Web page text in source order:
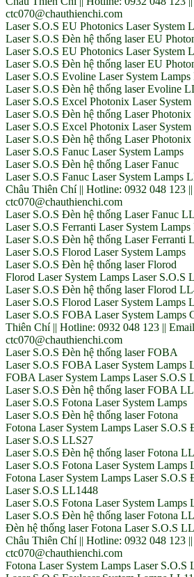
ctc070@chauthienchi.com
Laser S.O.S EU Photonics Laser System
Laser S.O.S Đèn hệ thống laser EU
Laser S.O.S EU Photonics Laser System
Laser S.O.S Đèn hệ thống laser EU
Laser S.O.S Evoline Laser System
Laser S.O.S Đèn hệ thống laser Evoline
Laser S.O.S Excel Photonix Laser System
Laser S.O.S Đèn hệ thống Laser Photonix
Laser S.O.S Excel Photonix Laser
Laser S.O.S Đèn hệ thống Laser
Laser S.O.S Fanuc Laser System Lamps
Laser S.O.S Đèn hệ thống Laser Fanuc
Laser S.O.S Fanuc Laser System Lamps
Châu Thiên Chí || Hotline: 0932 048 123
ctc070@chauthienchi.com
Laser S.O.S Đèn hệ thống Laser Fanuc
Laser S.O.S Ferranti Laser System
Laser S.O.S Đèn hệ thống Laser Ferranti
Laser S.O.S Florod Laser System Lamps
Laser S.O.S Đèn hệ thống laser Florod
Florod Laser System Lamps Laser S.O.S
Laser S.O.S Đèn hệ thống laser Florod
Laser S.O.S Florod Laser System Lamps
Laser S.O.S FOBA Laser System Lamps
Thiên Chí || Hotline: 0932 048 123 ||
ctc070@chauthienchi.com
Laser S.O.S Đèn hệ thống laser FOBA
Laser S.O.S FOBA Laser System Lamps
FOBA Laser System Lamps Laser S.O.S
Laser S.O.S Đèn hệ thống laser FOBA
Laser S.O.S Fotona Laser System Lamps
Laser S.O.S Đèn hệ thống laser Fotona
Fotona Laser System Lamps Laser S.O.S
Laser S.O.S LLS27
Laser S.O.S Đèn hệ thống laser Fotona
Laser S.O.S Fotona Laser System Lamps
Fotona Laser System Lamps Laser S.O.S
Laser S.O.S LL1448
Laser S.O.S Fotona Laser System Lamps
Laser S.O.S Đèn hệ thống laser Fotona
Đèn hệ thống laser Fotona Laser S.O.S
Châu Thiên Chí || Hotline: 0932 048 123
ctc070@chauthienchi.com
Fotona Laser System Lamps Laser S.O.S